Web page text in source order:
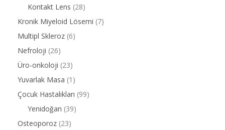
Kontakt Lens (28)
Kronik Miyeloid Lösemi (7)
Multipl Skleroz (6)
Nefroloji (26)
Üro-onkoloji (23)
Yuvarlak Masa (1)
Çocuk Hastalıkları (99)
Yenidoğan (39)
Osteoporoz (23)